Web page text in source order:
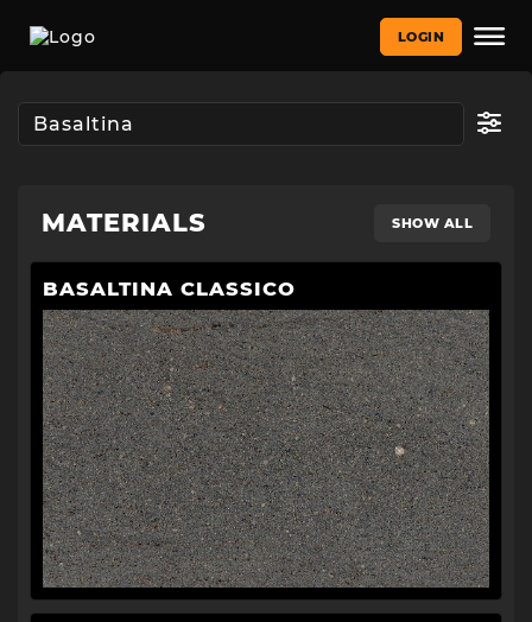
LOGIN
MATERIALS SHOW ALL
BASALTINA CLASSICO